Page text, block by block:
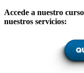
Accede a nuestro
nuestros servicios: